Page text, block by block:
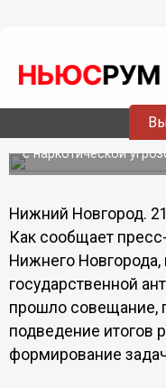
Нижнего
позволили
городе под
Начальник
мобилизационной
благодарственным
с наркотической
Нижний Новгород.
Как сообщает
Нижнего
государственной
прошло совещание,
подведение итогов
формирование